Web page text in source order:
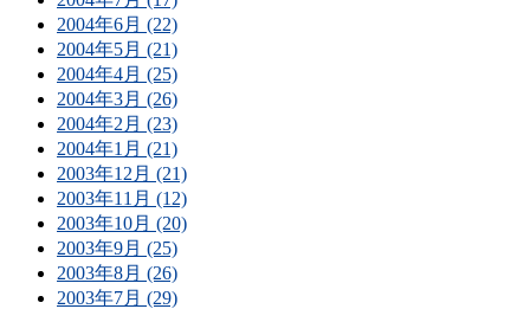
2004年6月 (22)
2004年5月 (21)
2004年4月 (25)
2004年3月 (26)
2004年2月 (23)
2004年1月 (21)
2003年12月 (21)
2003年11月 (12)
2003年10月 (20)
2003年9月 (25)
2003年8月 (26)
2003年7月 (29)